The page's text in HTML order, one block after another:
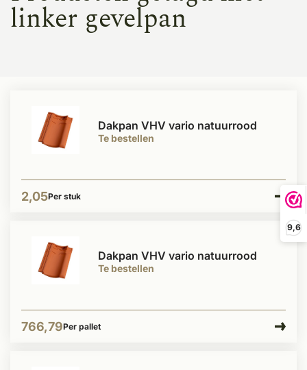
9,6
linker gevelpan
Te bestellen
Dakpan VHV vario natuurrood
2,05Per stuk
Te bestellen
Dakpan VHV vario natuurrood
766,79Per pallet